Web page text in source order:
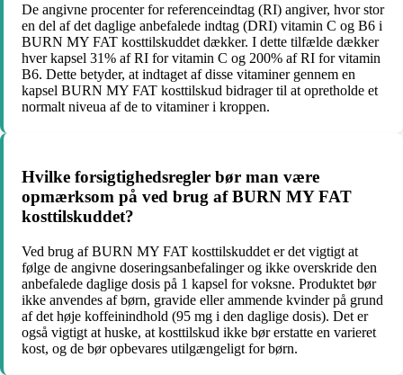
De angivne procenter for referenceindtag (RI) angiver, hvor stor
en del af det daglige anbefalede indtag (DRI) vitamin C og B6 i
BURN MY FAT kosttilskuddet dækker. I dette tilfælde dækker
hver kapsel 31% af RI for vitamin C og 200% af RI for vitamin
B6. Dette betyder, at indtaget af disse vitaminer gennem en
kapsel BURN MY FAT kosttilskud bidrager til at opretholde et
normalt niveua af de to vitaminer i kroppen.
Hvilke forsigtighedsregler bør man være
opmærksom på ved brug af BURN MY FAT
kosttilskuddet?
Ved brug af BURN MY FAT kosttilskuddet er det vigtigt at
følge de angivne doseringsanbefalinger og ikke overskride den
anbefalede daglige dosis på 1 kapsel for voksne. Produktet bør
ikke anvendes af børn, gravide eller ammende kvinder på grund
af det høje koffeinindhold (95 mg i den daglige dosis). Det er
også vigtigt at huske, at kosttilskud ikke bør erstatte en varieret
kost, og de bør opbevares utilgængeligt for børn.